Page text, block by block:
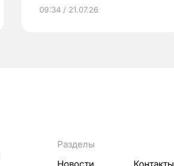
09:34 / 21.07.26
Разделы